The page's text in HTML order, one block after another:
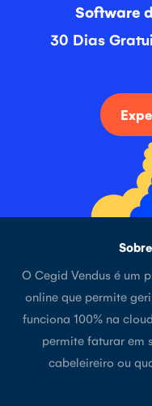
Software
30 Dias
O Cegid Vendus é um
online que permite
funciona 100% na
permite faturar em
cabeleireiro ou